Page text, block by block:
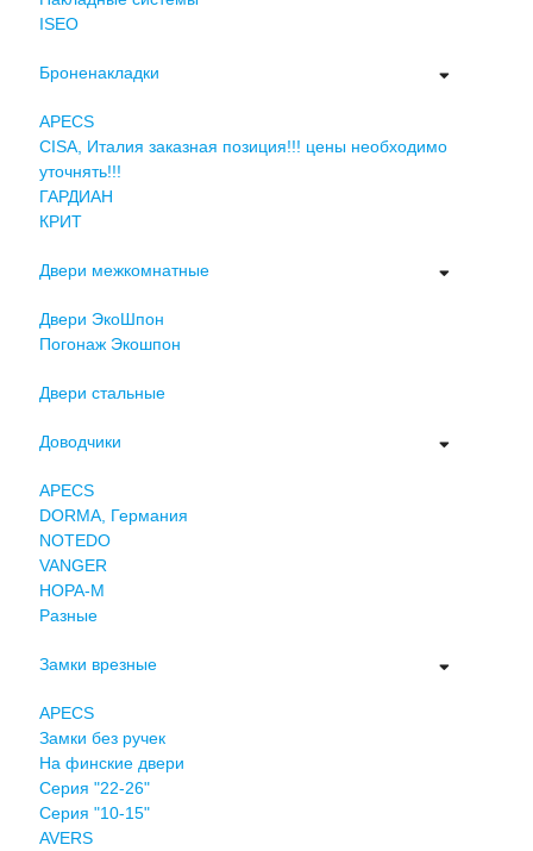
ISEO
Броненакладки
APECS
CISA, Италия заказная позиция!!! цены необходимо
уточнять!!!
ГАРДИАН
КРИТ
Двери межкомнатные
Двери ЭкоШпон
Погонаж Экошпон
Двери стальные
Доводчики
APECS
DORMA, Германия
NOTEDO
VANGER
НОРА-М
Разные
Замки врезные
APECS
Замки без ручек
На финские двери
Серия "22-26"
Серия "10-15"
AVERS